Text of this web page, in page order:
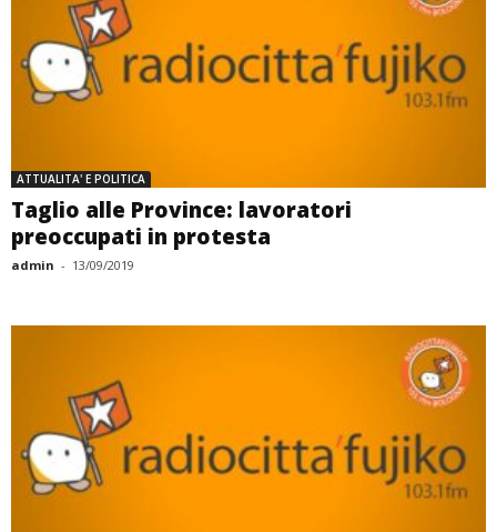
ATTUALITA' E POLITICA
Taglio alle Province: lavoratori
preoccupati in protesta
admin - 13/09/2019